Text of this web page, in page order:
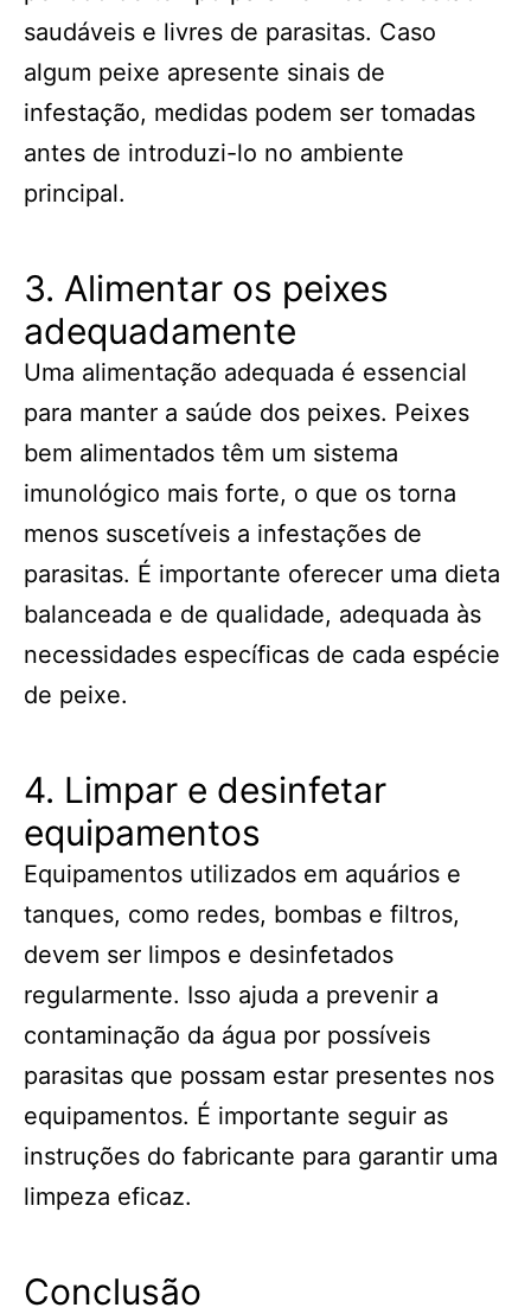
saudáveis e livres de parasitas. Caso
algum peixe apresente sinais de
infestação, medidas podem ser tomadas
antes de introduzi-lo no ambiente
principal.
3. Alimentar os peixes
adequadamente
Uma alimentação adequada é essencial
para manter a saúde dos peixes. Peixes
bem alimentados têm um sistema
imunológico mais forte, o que os torna
menos suscetíveis a infestações de
parasitas. É importante oferecer uma dieta
balanceada e de qualidade, adequada às
necessidades específicas de cada espécie
de peixe.
4. Limpar e desinfetar
equipamentos
Equipamentos utilizados em aquários e
tanques, como redes, bombas e filtros,
devem ser limpos e desinfetados
regularmente. Isso ajuda a prevenir a
contaminação da água por possíveis
parasitas que possam estar presentes nos
equipamentos. É importante seguir as
instruções do fabricante para garantir uma
limpeza eficaz.
Conclusão